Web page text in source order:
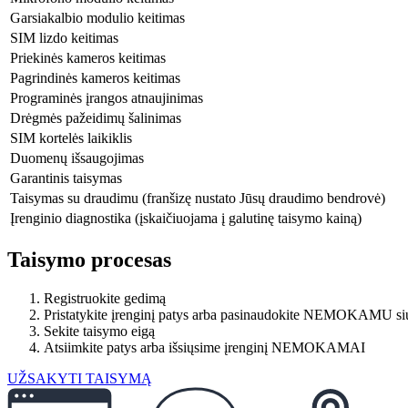
Garsiakalbio modulio keitimas
SIM lizdo keitimas
Priekinės kameros keitimas
Pagrindinės kameros keitimas
Programinės įrangos atnaujinimas
Drėgmės pažeidimų šalinimas
SIM kortelės laikiklis
Duomenų išsaugojimas
Garantinis taisymas
Taisymas su draudimu (franšizę nustato Jūsų draudimo bendrovė)
Įrenginio diagnostika (įskaičiuojama į galutinę taisymo kainą)
Taisymo procesas
Registruokite gedimą
Pristatykite įrenginį patys arba pasinaudokite NEMOKAMU
Sekite taisymo eigą
Atsiimkite patys arba išsiųsime įrenginį NEMOKAMAI
UŽSAKYTI TAISYMĄ